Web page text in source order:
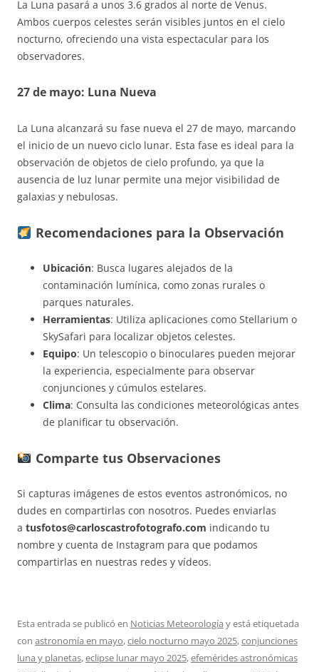
La Luna pasará a unos 3.6 grados al norte de Venus.
Ambos cuerpos celestes serán visibles juntos en el cielo
nocturno, ofreciendo una vista espectacular para los
observadores.
27 de mayo: Luna Nueva
La Luna alcanzará su fase nueva el 27 de mayo, marcando
el inicio de un nuevo ciclo lunar. Esta fase es ideal para la
observación de objetos de cielo profundo, ya que la
ausencia de luz lunar permite una mejor visibilidad de
galaxias y nebulosas.
Recomendaciones para la Observación
Ubicación: Busca lugares alejados de la
contaminación lumínica, como zonas rurales o
parques naturales.
Herramientas: Utiliza aplicaciones como Stellarium o
SkySafari para localizar objetos celestes.
Equipo: Un telescopio o binoculares pueden mejorar
la experiencia, especialmente para observar
conjunciones y cúmulos estelares.
Clima: Consulta las condiciones meteorológicas antes
de planificar tu observación.
Comparte tus Observaciones
Si capturas imágenes de estos eventos astronómicos, no
dudes en compartirlas con nosotros. Puedes enviarlas
a tusfotos@carloscastrofotografo.com indicando tu
nombre y cuenta de Instagram para que podamos
compartirlas en nuestras redes y vídeos.
Esta entrada se publicó en Noticias Meteorología y está etiquetada
con astronomía en mayo,cielo nocturno mayo 2025,conjunciones
luna y planetas,eclipse lunar mayo 2025,efemérides astronómicas